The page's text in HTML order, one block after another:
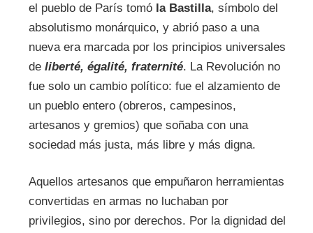
el pueblo de París tomó la Bastilla, símbolo del
absolutismo monárquico, y abrió paso a una
nueva era marcada por los principios universales
de liberté, égalité, fraternité. La Revolución no
fue solo un cambio político: fue el alzamiento de
un pueblo entero (obreros, campesinos,
artesanos y gremios) que soñaba con una
sociedad más justa, más libre y más digna.
Aquellos artesanos que empuñaron herramientas
convertidas en armas no luchaban por
privilegios, sino por derechos. Por la dignidad del